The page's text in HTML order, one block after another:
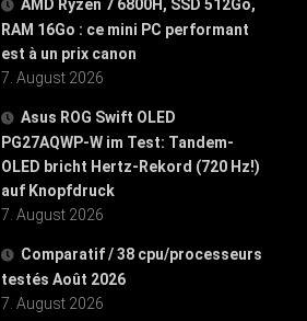
AMD Ryzen 7 6800H, SSD 512Go,
RAM 16Go : ce mini PC performant
est à un prix canon
7. August 2026
Asus ROG Swift OLED
PG27AQWP-W im Test: Tandem-
OLED bricht Hertz-Rekord (720 Hz!)
auf Knopfdruck
7. August 2026
Comparatif / 38 cpu/processeurs
testés Août 2026
7. August 2026